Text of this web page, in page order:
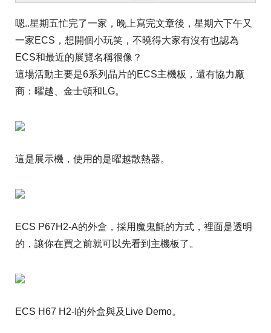
嗯..星期五忙完了一家，晚上寫完文章後，星期六下午又
一家ECS，想開個小玩笑，不曉得大家有沒有也認為
ECS和最近的展覽名稱很像？
這場活動主要是6系列晶片的ECS主機板，還有協力廠
商：曜越、金士頓和LG。
這是展示機，使用的是曜越散熱器。
ECS P67H2-A的外盒，採用魔鬼氈的方式，裡面是透明
的，讓你在買之前就可以先看到主機板了。
ECS H67 H2-I的外盒與及Live Demo。